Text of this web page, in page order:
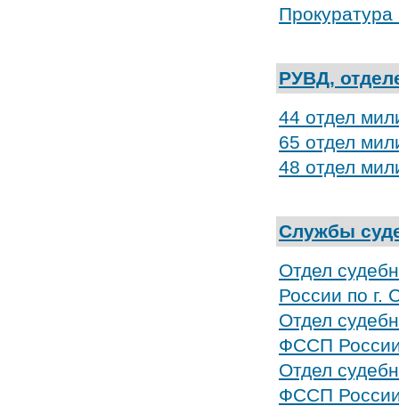
Прокуратура
РУВД,
44 отдел
65 отдел
48 отдел
Службы
Отдел
России по г.
Отдел
ФССП России
Отдел
ФССП России